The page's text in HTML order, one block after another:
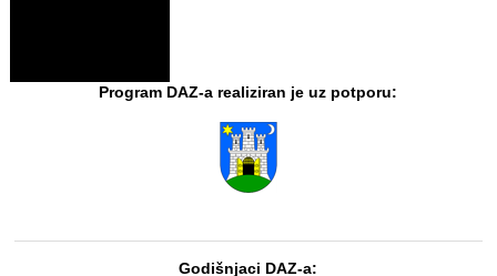
Program DAZ-a realiziran je uz potporu:
Godišnjaci DAZ-a: